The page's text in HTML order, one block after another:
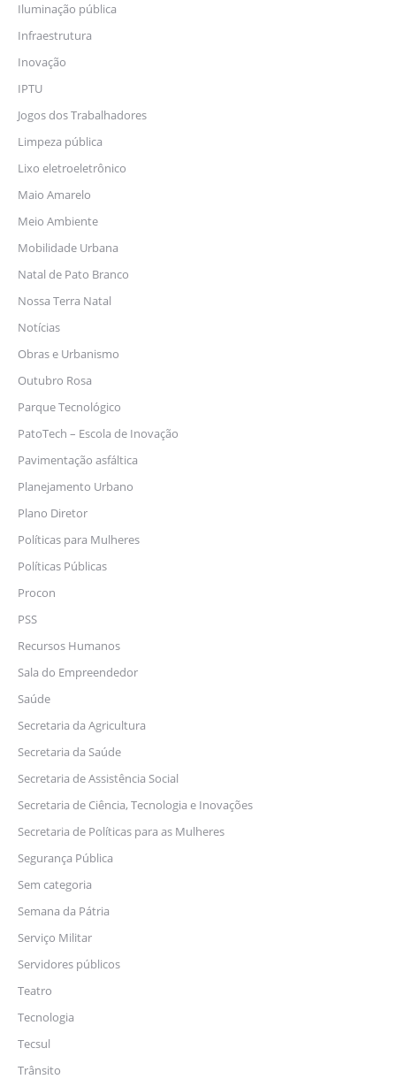
Iluminação pública
Infraestrutura
Inovação
IPTU
Jogos dos Trabalhadores
Limpeza pública
Lixo eletroeletrônico
Maio Amarelo
Meio Ambiente
Mobilidade Urbana
Natal de Pato Branco
Nossa Terra Natal
Notícias
Obras e Urbanismo
Outubro Rosa
Parque Tecnológico
PatoTech – Escola de Inovação
Pavimentação asfáltica
Planejamento Urbano
Plano Diretor
Políticas para Mulheres
Políticas Públicas
Procon
PSS
Recursos Humanos
Sala do Empreendedor
Saúde
Secretaria da Agricultura
Secretaria da Saúde
Secretaria de Assistência Social
Secretaria de Ciência, Tecnologia e Inovações
Secretaria de Políticas para as Mulheres
Segurança Pública
Sem categoria
Semana da Pátria
Serviço Militar
Servidores públicos
Teatro
Tecnologia
Tecsul
Trânsito